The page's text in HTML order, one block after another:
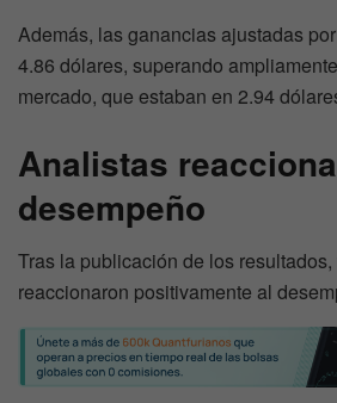
Además, las ganancias ajustadas
4.86 dólares, superando
mercado, que estaban en 2.94
Analistas
desempeño
Tras la publicación de los
reaccionaron positivamente al